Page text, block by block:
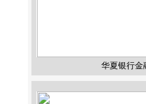
华夏银行金